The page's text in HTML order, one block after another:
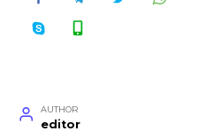
AUTHOR
editor